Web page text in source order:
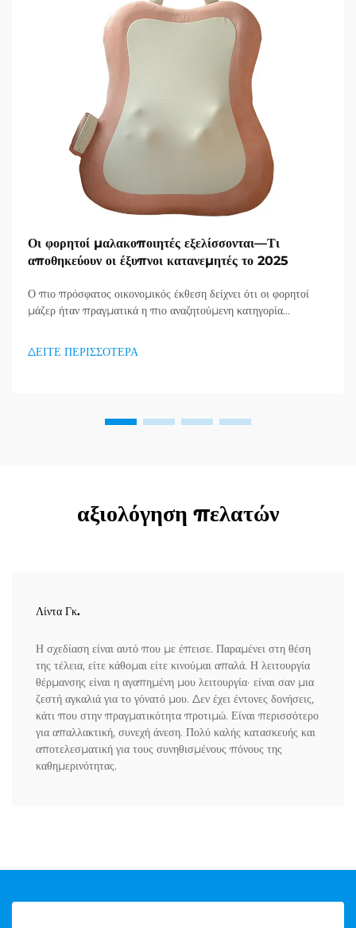
Οι φορητοί μαλακοποιητές εξελίσσονται—Τι
αποθηκεύουν οι έξυπνοι κατανεμητές το 2025
Ο πιο πρόσφατος οικονομικός έκθεση δείχνει ότι οι φορητοί
μάζερ ήταν πραγματικά η πιο αναζητούμενη κατηγορία
διανομείς το έχουν ήδη κατανοήσει...
ΔΕΙΤΕ ΠΕΡΙΣΣΟΤΕΡΑ
αξιολόγηση πελατών
Λίντα Γκ.
Η σχεδίαση είναι αυτό που με έπεισε. Παραμένει στη θέση
της τέλεια, είτε κάθομαι είτε κινούμαι απαλά. Η λειτουργία
θέρμανσης είναι η αγαπημένη μου λειτουργία· είναι σαν μια
ζεστή αγκαλιά για το γόνατό μου. Δεν έχει έντονες δονήσεις,
κάτι που στην πραγματικότητα προτιμώ. Είναι περισσότερο
για απαλλακτική, συνεχή άνεση. Πολύ καλής κατασκευής και
αποτελεσματική για τους συνηθισμένους πόνους της
καθημερινότητας.